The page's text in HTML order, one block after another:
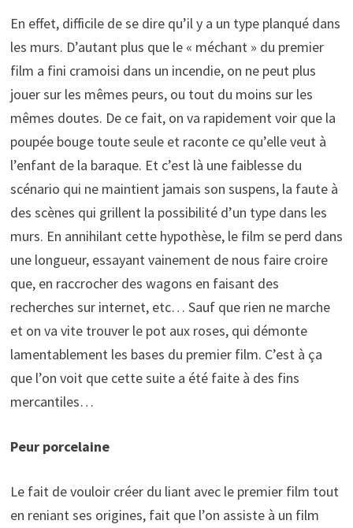
En effet, difficile de se dire qu’il y a un type planqué dans
les murs. D’autant plus que le « méchant » du premier
film a fini cramoisi dans un incendie, on ne peut plus
jouer sur les mêmes peurs, ou tout du moins sur les
mêmes doutes. De ce fait, on va rapidement voir que la
poupée bouge toute seule et raconte ce qu’elle veut à
l’enfant de la baraque. Et c’est là une faiblesse du
scénario qui ne maintient jamais son suspens, la faute à
des scènes qui grillent la possibilité d’un type dans les
murs. En annihilant cette hypothèse, le film se perd dans
une longueur, essayant vainement de nous faire croire
que, en raccrocher des wagons en faisant des
recherches sur internet, etc… Sauf que rien ne marche
et on va vite trouver le pot aux roses, qui démonte
lamentablement les bases du premier film. C’est à ça
que l’on voit que cette suite a été faite à des fins
mercantiles…
Peur porcelaine
Le fait de vouloir créer du liant avec le premier film tout
en reniant ses origines, fait que l’on assiste à un film